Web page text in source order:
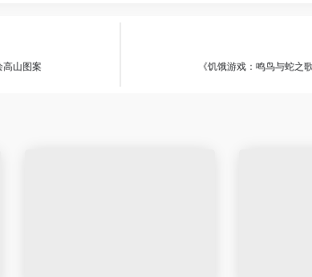
高山图案 《饥饿游戏：鸣鸟与蛇之